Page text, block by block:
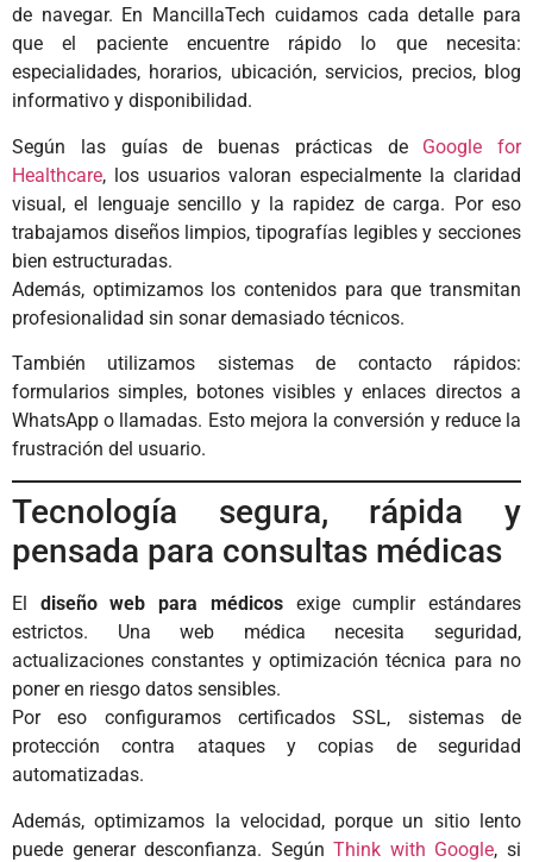
de navegar. En MancillaTech cuidamos cada detalle para
que el paciente encuentre rápido lo que necesita:
especialidades, horarios, ubicación, servicios, precios, blog
informativo y disponibilidad.
Según las guías de buenas prácticas de Google for
Healthcare, los usuarios valoran especialmente la claridad
visual, el lenguaje sencillo y la rapidez de carga. Por eso
trabajamos diseños limpios, tipografías legibles y secciones
bien estructuradas.
Además, optimizamos los contenidos para que transmitan
profesionalidad sin sonar demasiado técnicos.
También utilizamos sistemas de contacto rápidos:
formularios simples, botones visibles y enlaces directos a
WhatsApp o llamadas. Esto mejora la conversión y reduce la
frustración del usuario.
Tecnología segura, rápida y
pensada para consultas médicas
El diseño web para médicosexige cumplir estándares
estrictos. Una web médica necesita seguridad,
actualizaciones constantes y optimización técnica para no
poner en riesgo datos sensibles.
Por eso configuramos certificados SSL, sistemas de
protección contra ataques y copias de seguridad
automatizadas.
Además, optimizamos la velocidad, porque un sitio lento
puede generar desconfianza. SegúnThink with Google, si